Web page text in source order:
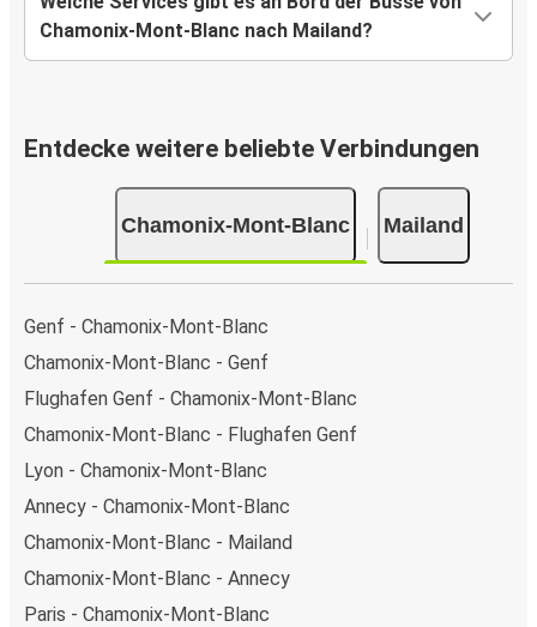
Chamonix-Mont-Blanc nach Mailand?
Entdecke weitere beliebte Verbindungen
Chamonix-Mont-Blanc Mailand
Genf - Chamonix-Mont-Blanc
Chamonix-Mont-Blanc - Genf
Flughafen Genf - Chamonix-Mont-Blanc
Chamonix-Mont-Blanc - Flughafen Genf
Lyon - Chamonix-Mont-Blanc
Annecy - Chamonix-Mont-Blanc
Chamonix-Mont-Blanc - Mailand
Chamonix-Mont-Blanc - Annecy
Paris - Chamonix-Mont-Blanc